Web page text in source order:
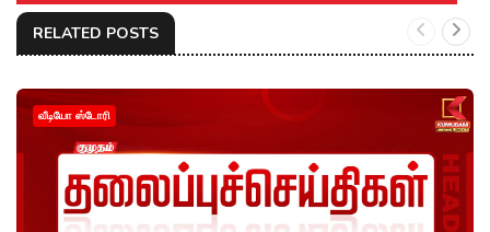
RELATED POSTS
வீடியோ ஸ்டோரி